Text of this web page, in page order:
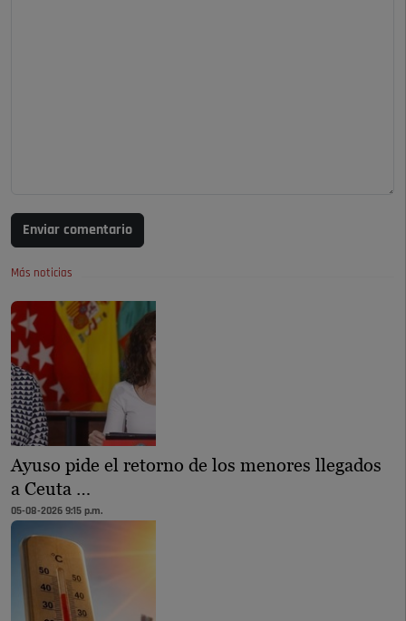
Enviar comentario
Más noticias
Ayuso pide el retorno de los menores llegados
a Ceuta …
05-08-2026 9:15 p.m.